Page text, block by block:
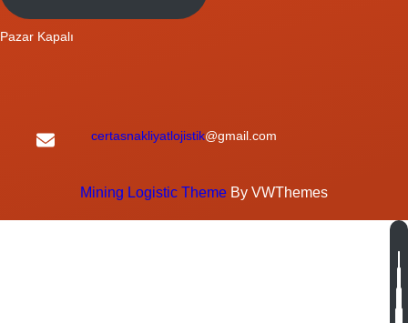
Pazar Kapalı
certasnakliyatlojistik@gmail.com
Mining Logistic Theme By VWThemes